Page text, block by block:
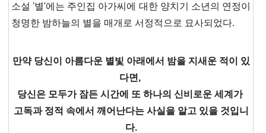
소설 '별'에는 주인집 아가씨에 대한 양치기 소년의 연정이
청명한 밤하늘의 별을 매개로 서정적으로 묘사되었다.
만약 당신이 아름다운 별빛 아래에서 밤을 지새운 적이 있
다면,
당신은 모두가 잠든 시간에 또 하나의 신비로운 세계가
고독과 정적 속에서 깨어난다는 사실을 알고 있을 것입니
다.